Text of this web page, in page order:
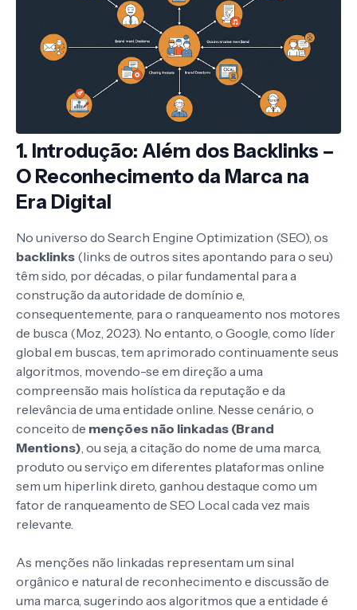
1. Introdução: Além dos Backlinks –
O Reconhecimento da Marca na
Era Digital
No universo do Search Engine Optimization (SEO), os
backlinks (links de outros sites apontando para o seu)
têm sido, por décadas, o pilar fundamental para a
construção da autoridade de domínio e,
consequentemente, para o ranqueamento nos motores
de busca (Moz, 2023). No entanto, o Google, como líder
global em buscas, tem aprimorado continuamente seus
algoritmos, movendo-se em direção a uma
compreensão mais holística da reputação e da
relevância de uma entidade online. Nesse cenário, o
conceito de menções não linkadas (Brand
Mentions), ou seja, a citação do nome de uma marca,
produto ou serviço em diferentes plataformas online
sem um hiperlink direto, ganhou destaque como um
fator de ranqueamento de SEO Local cada vez mais
relevante.
As menções não linkadas representam um sinal
orgânico e natural de reconhecimento e discussão de
uma marca, sugerindo aos algoritmos que a entidade é